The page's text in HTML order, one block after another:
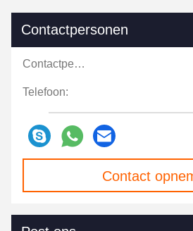
Contactpersonen
Contactpersonen:
Telefoon:
Contact